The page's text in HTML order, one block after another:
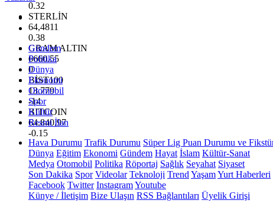
0.32
STERLİN
64,4811
0.38
GRAM ALTIN
6660.55
0
BİST100
13.779
-14
BITCOIN
64.840,97
-0.15
Gündem
Politika
Dünya
Ekonomi
Otomobil
Spor
Kültür
Resmi İlan
Hava Durumu Trafik Durumu Süper Lig Puan Durumu ve
Dünya Eğitim Ekonomi Gündem Hayat İslam Kültür-Sanat
Medya Otomobil Politika Röportaj Sağlık Seyahat Siyaset
Son Dakika Spor Videolar Teknoloji Trend YaşamYurt Haberleri
Facebook Twitter InstagramYoutube
Künye / İletişim Bize Ulaşın RSS Bağlantıları Üyelik Girişi